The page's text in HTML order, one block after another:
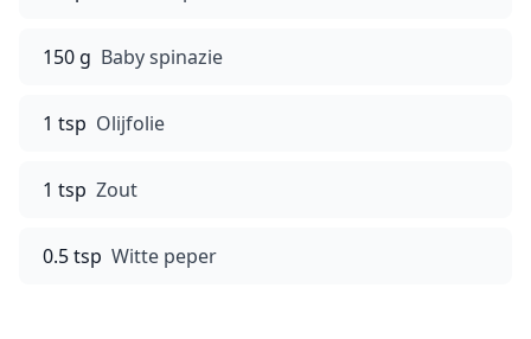
150 g Baby spinazie
1 tsp Olijfolie
1 tsp Zout
0.5 tsp Witte peper